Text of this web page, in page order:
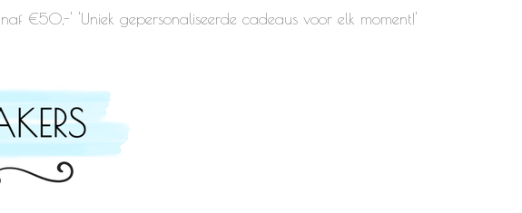
€50,-' 'Uniek gepersonaliseerde cadeaus voor elk moment!'